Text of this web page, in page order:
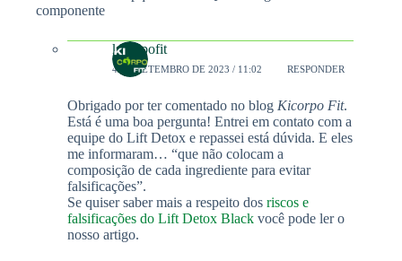
componente
kicorpofit
4 DE SETEMBRO DE 2023 / 11:02 RESPONDER
Obrigado por ter comentado no blog Kicorpo Fit.
Está é uma boa pergunta! Entrei em contato com a
equipe do Lift Detox e repassei está dúvida. E eles
me informaram… “que não colocam a
composição de cada ingrediente para evitar
falsificações”.
Se quiser saber mais a respeito dos riscos e
falsificações do Lift Detox Black você pode ler o
nosso artigo.